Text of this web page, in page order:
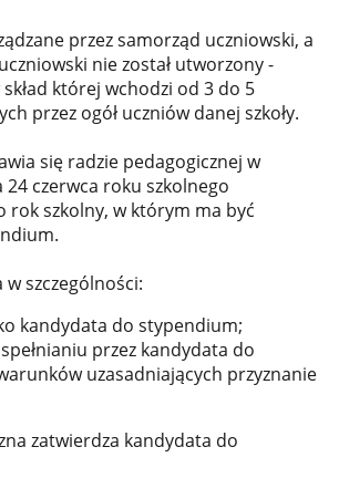
przez samorząd uczniowski, a
nie został utworzony -
której wchodzi od 3 do 5
przez ogół uczniów danej szkoły.
się radzie pedagogicznej w
czerwca roku szkolnego
rok szkolny, w którym ma być
szczególności:
kandydata do stypendium;
przez kandydata do
uzasadniających przyznanie
zatwierdza kandydata do